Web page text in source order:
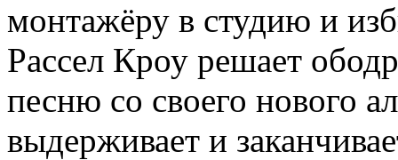
монтажёру в студию и
Рассел Кроу решает
песню со своего нового
выдерживает и